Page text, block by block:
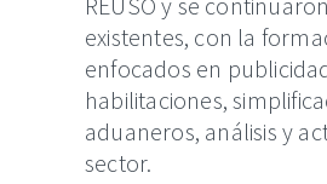
existentes, con la
enfocados en
habilitaciones,
aduaneros, análisis y
sector.